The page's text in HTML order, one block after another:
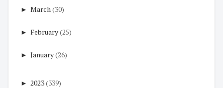
► March(30)
► February(25)
► January(26)
► 2023(339)